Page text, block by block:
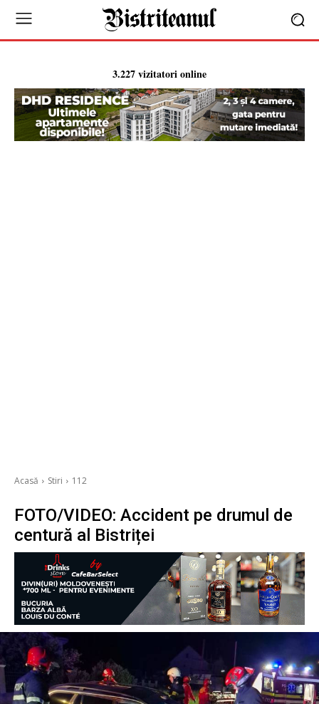
3.227 vizitatori online
Acasă Stiri 112
FOTO/VIDEO: Accident pe drumul de
centură al Bistriței